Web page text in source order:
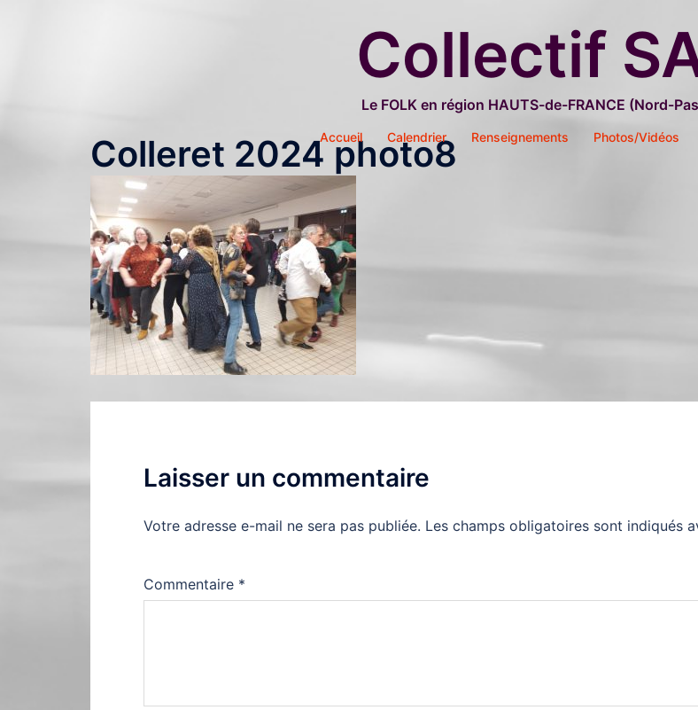
Collectif
Le FOLK en région HAUTS-de-FRANCE (Nord-
Accueil Calendrier Renseignements Photos/Vidéos
Colleret 2024 photo8
Laisser un commentaire
Votre adresse e-mail ne sera pas publiée. Les champs obligatoires sont indiqués
Commentaire *